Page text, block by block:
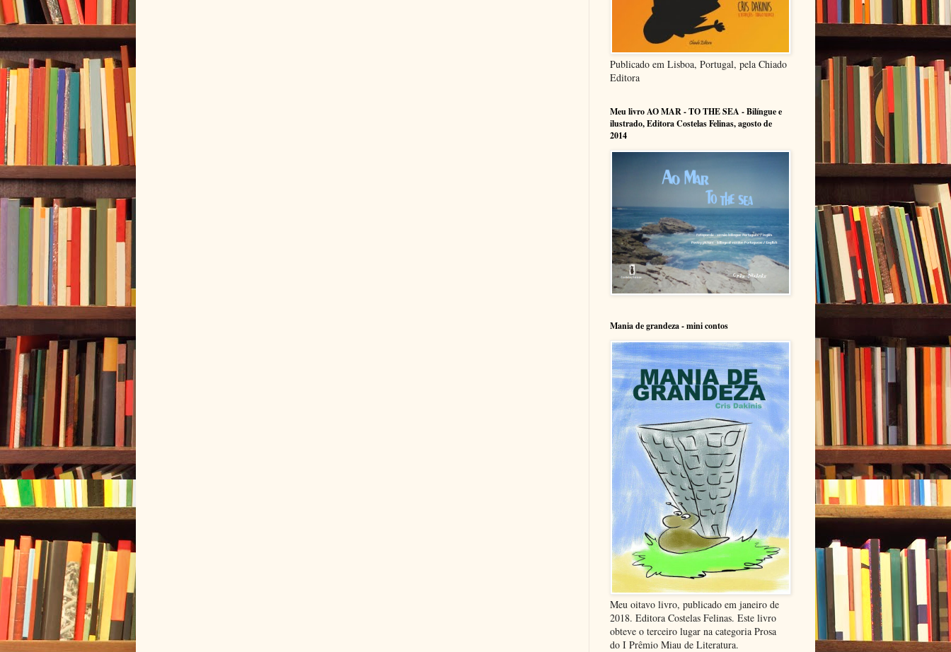
Publicado em Lisboa, Portugal, pela Chiado
Editora
Meu livro AO MAR - TO THE SEA - Bilíngue e
ilustrado, Editora Costelas Felinas, agosto de
2014
Mania de grandeza - mini contos
Meu oitavo livro, publicado em janeiro de
2018. Editora Costelas Felinas. Este livro
obteve o terceiro lugar na categoria Prosa
do I Prêmio Miau de Literatura.